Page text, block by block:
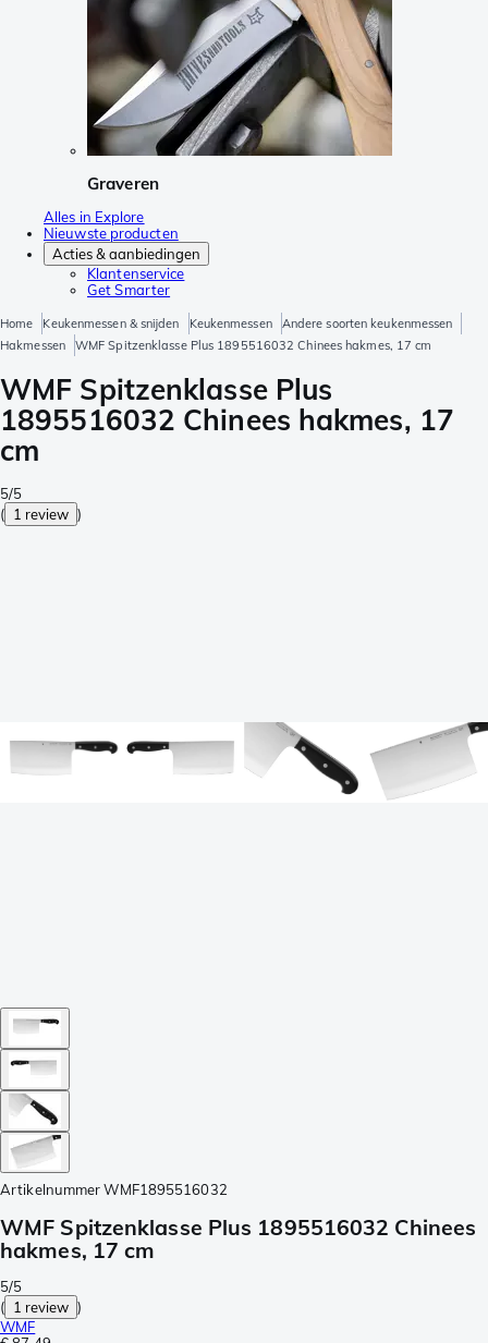
Graveren
Alles in Explore
Nieuwste producten
Acties & aanbiedingen
Klantenservice
Get Smarter
Home Keukenmessen & snijden Keukenmessen
Andere soorten keukenmessen
Hakmessen
WMF Spitzenklasse Plus 1895516032 Chinees hakmes, 17 cm
WMF Spitzenklasse Plus
1895516032 Chinees hakmes, 17
cm
5/5
( 1 review )
Artikelnummer WMF1895516032
WMF Spitzenklasse Plus 1895516032 Chinees
hakmes, 17 cm
5/5
( 1 review )
WMF